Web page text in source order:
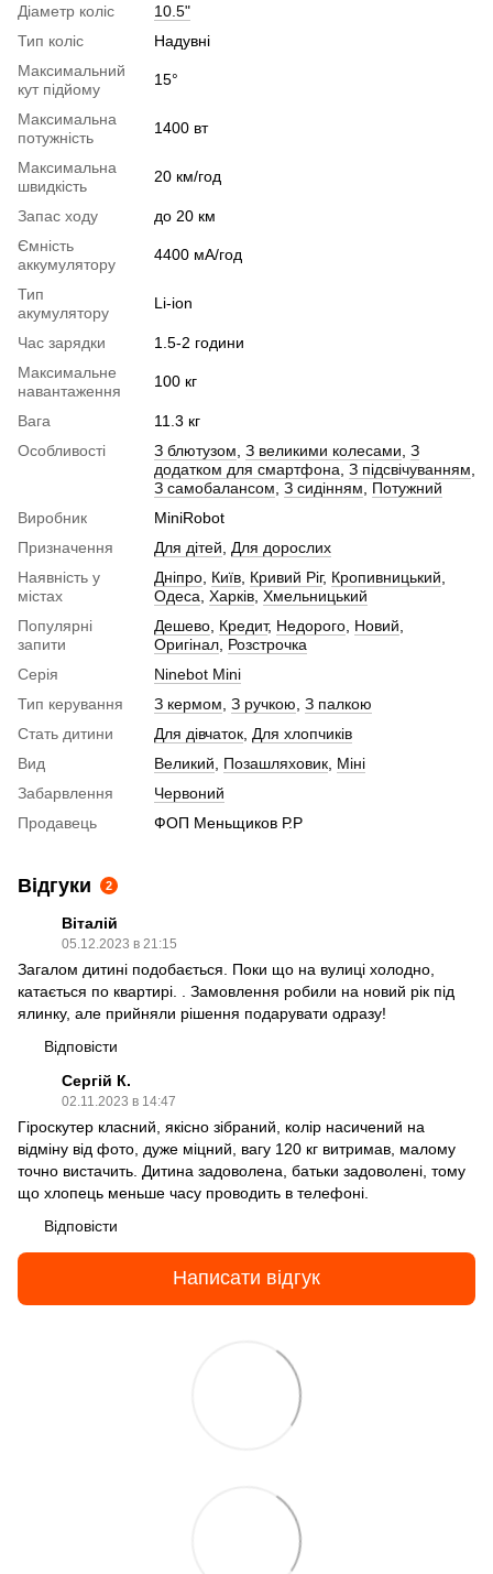
Діаметр коліс
10.5"
Тип коліс
Надувні
Максимальний
кут підйому
15°
Максимальна
потужність
1400 вт
Максимальна
швидкість
20 км/год
Запас ходу
до 20 км
Ємність
аккумулятору
4400 мА/год
Тип
акумулятору
Li-ion
Час зарядки
1.5-2 години
Максимальне
навантаження
100 кг
Вага
11.3 кг
Особливості
З блютузом З великими колесами З
додатком для смартфона З підсвічуванням
З самобалансом З сидінням
Потужний
Виробник
MiniRobot
Призначення
Для дітей
Для дорослих
Наявність у
містах
Дніпро Київ Кривий Ріг, Кропивницький
Одеса Харків Хмельницький
Популярні
запити
Дешево Кредит, Недорого Новий
Оригінал Розстрочка
Серія
Ninebot Mini
Тип керування
З кермом З ручкою З палкою
Стать дитини
Для дівчаток Для хлопчиків
Вид
Великий Позашляховик Міні
Забарвлення
Червоний
Продавець
ФОП Меньщиков Р.Р
Відгуки 2
Віталій
05.12.2023 в 21:15
Загалом дитині подобається. Поки що на вулиці холодно,
катається по квартирі. . Замовлення робили на новий рік під
ялинку, але прийняли рішення подарувати одразу!
Відповісти
Сергій К.
02.11.2023 в 14:47
Гіроскутер класний, якісно зібраний, колір насичений на
відміну від фото, дуже міцний, вагу 120 кг витримав, малому
точно вистачить. Дитина задоволена, батьки задоволені, тому
що хлопець меньше часу проводить в телефоні.
Відповісти
Написати відгук